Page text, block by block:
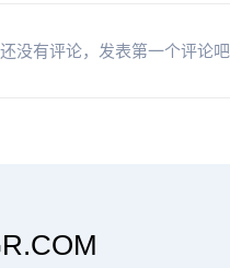
还没有评论，发表第一个评论吧